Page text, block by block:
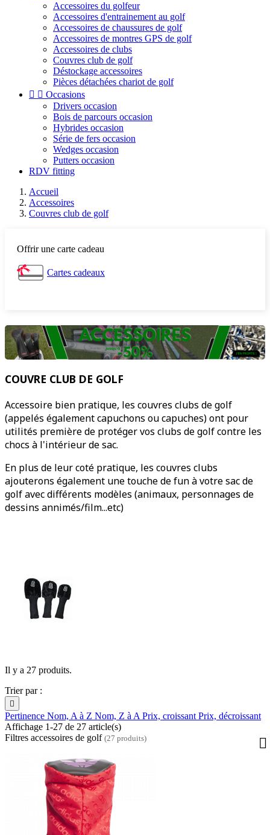
Accessoires du golfeur
Accessoires d'entrainement au golf
Accessoires de chaussures de golf
Accessoires de montres GPS de golf
Accessoires de clubs
Couvres club de golf
Déstockage accessoires
Pièces détachées chariot de golf
  Occasions
Drivers occasion
Bois de parcours occasion
Hybrides occasion
Série de fers occasion
Wedges occasion
Putters occasion
RDV fitting
Accueil
Accessoires
Couvres club de golf
Offrir une carte cadeau
Cartes cadeaux
COUVRE CLUB DE GOLF
Accessoire bien pratique, les couvres clubs de golf
(appelés également capuchons ou capuches) ont pour
utilités première de protéger vos clubs de golf contre les
chocs à l'intérieur de sac.
En plus de leur coté pratique, les couvres clubs
ajouterons également une touche de fun à votre sac de
golf avec différents modèles (animaux, personnages de
dessins annimés/film...etc)
Il y a 27 produits.
Trier par :

Pertinence Nom, A à Z Nom, Z à A Prix, croissant Prix, décroissant
Affichage 1-27 de 27 article(s)
Filtres accessoires de golf (27 produits)